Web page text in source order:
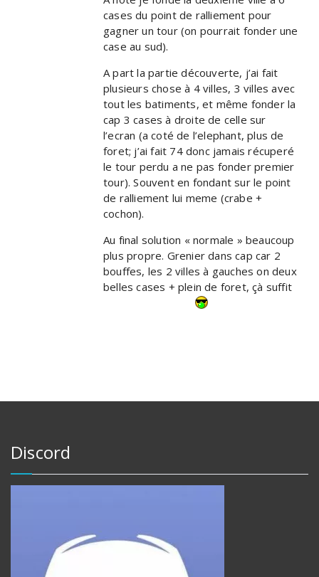
cases du point de ralliement pour
gagner un tour (on pourrait fonder une
case au sud).
A part la partie découverte, j’ai fait
plusieurs chose à 4 villes, 3 villes avec
tout les batiments, et même fonder la
cap 3 cases à droite de celle sur
l’ecran (a coté de l’elephant, plus de
foret; j’ai fait 74 donc jamais récuperé
le tour perdu a ne pas fonder premier
tour). Souvent en fondant sur le point
de ralliement lui meme (crabe +
cochon).
Au final solution « normale » beaucoup
plus propre. Grenier dans cap car 2
bouffes, les 2 villes à gauches on deux
belles cases + plein de foret, çà suffit
Discord